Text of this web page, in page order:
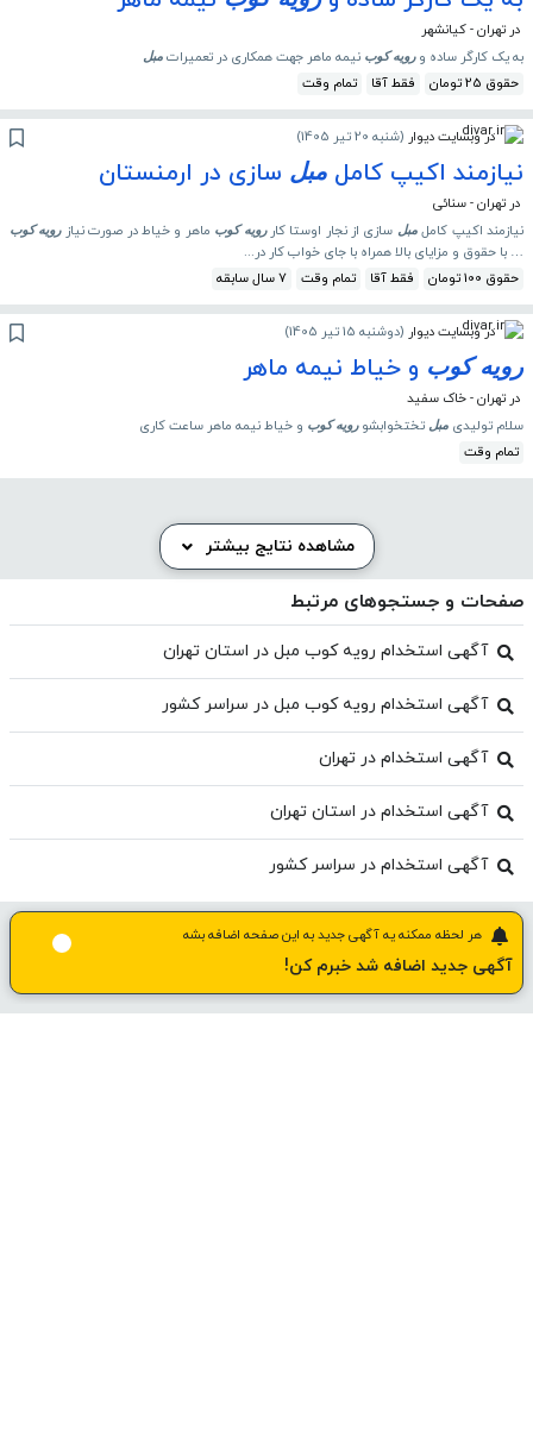
در تهران - کیانشهر
به یک کارگر ساده ورویه کوب نیمه ماهر جهت همکاری در تعمیرات مبل
حقوق 25 تومان فقط آقا تمام وقت
در وبسایت دیوار (شنبه 20 تیر 1405 )
نیازمند اکیپ کامل مبل سازی در ارمنستان
در تهران - سنائی
نیازمند اکیپ کاملمبل سازی از نجار اوستا کاررویه کوب ماهر و خیاط در صورت نیازرویه کوب
… با حقوق و مزایای بالا همراه با جای خواب کار در...
حقوق 100 تومان
فقط آقا تمام وقت 7 سال سابقه
در وبسایت دیوار (دوشنبه 15 تیر 1405 )
رویه کوب و خیاط نیمه ماهر
در تهران - خاک سفید
سلام تولیدی مبل تختخوابشورویه کوب و خیاط نیمه ماهر ساعت کاری
تمام وقت
مشاهده نتایج بیشتر
صفحات و جستجوهای مرتبط
آگهی استخدام رویه کوب مبل در استان تهران
آگهی استخدام رویه کوب مبل در سراسر کشور
آگهی استخدام در تهران
آگهی استخدام در استان تهران
آگهی استخدام در سراسر کشور
هر لحظه ممکنه یه آگهی جدید به این صفحه اضافه بشه
آگهی جدید اضافه شد خبرم کن!